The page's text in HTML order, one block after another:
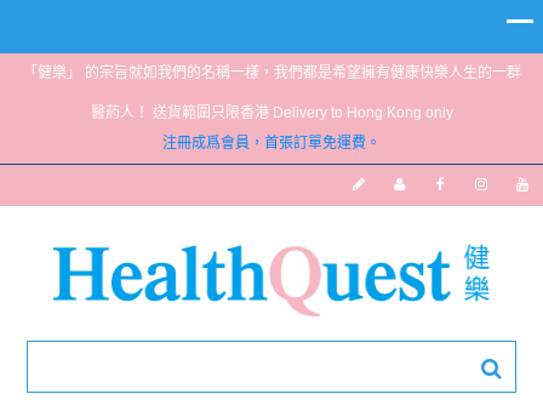
「健樂」 的宗旨就如我們的名稱一樣，我們都是希望擁有健康快樂人生的一群
醫葯人！ 送貨範圍只限香港 Delivery to Hong Kong only
注冊成爲會員，首張訂單免運費。